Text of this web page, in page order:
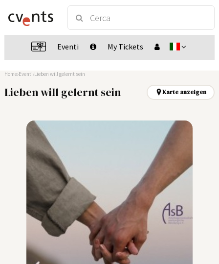
Eventi My Tickets
Home Eventi Lieben will gelernt sein
Lieben will gelernt sein Karte anzeigen